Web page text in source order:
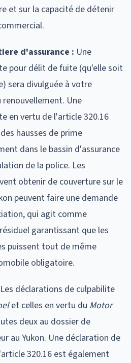
et sur la capacité de détenir
d'assurance : Une
pour délit de fuite (qu'elle soit
sera divulguée à votre
Une
en vertu de l'article 320.16
hausses de prime
dans le bassin d'assurance
de la police. Les
obtenir de couverture sur le
peuvent faire une demande
qui agit comme
garantissant que les
puissent tout de même
obligatoire.
Les déclarations de culpabilite
et celles en vertu du Motor
deux au dossier de
au Yukon. Une déclaration de
320.16 est également